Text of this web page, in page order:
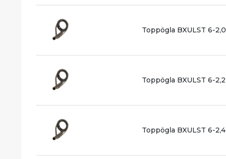
Toppögla BXULST 6-2,0
Toppögla BXULST 6-2,2
Toppögla BXULST 6-2,4